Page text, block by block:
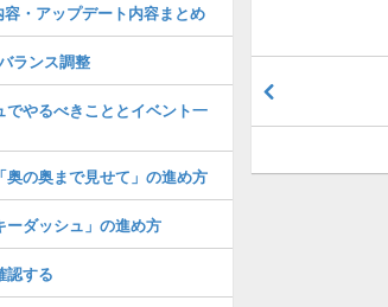
・アップデート内容まとめ
ランス調整
でやるべきこととイベント一
奥の奥まで見せて」の進め方
ーダッシュ」の進め方
認する